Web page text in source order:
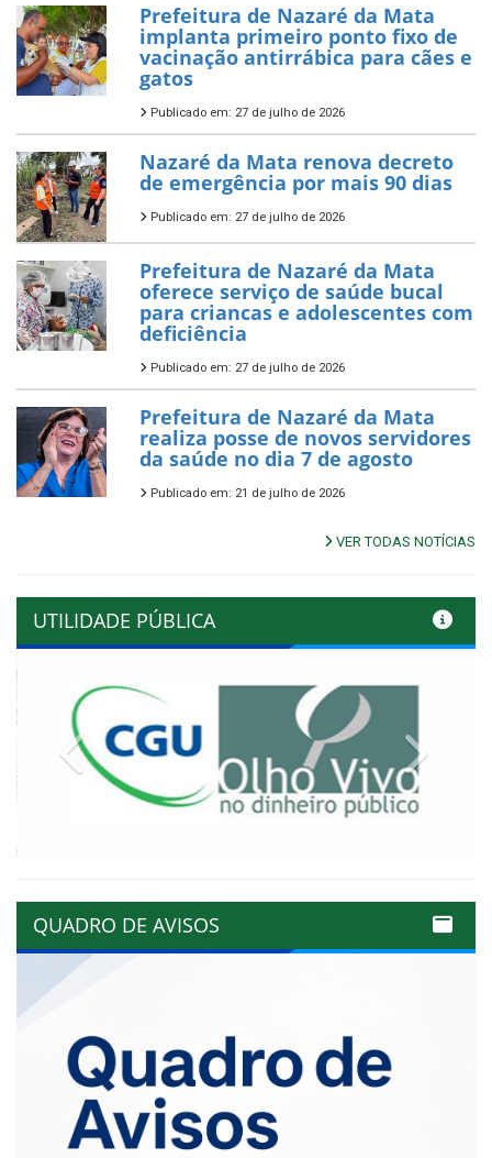
Prefeitura de Nazaré da Mata
implanta primeiro ponto fixo de
vacinação antirrábica para cães e
gatos
Publicado em: 27 de julho de 2026
Nazaré da Mata renova decreto
de emergência por mais 90 dias
Publicado em: 27 de julho de 2026
Prefeitura de Nazaré da Mata
oferece serviço de saúde bucal
para criancas e adolescentes com
deficiência
Publicado em: 27 de julho de 2026
Prefeitura de Nazaré da Mata
realiza posse de novos servidores
da saúde no dia 7 de agosto
Publicado em: 21 de julho de 2026
VER TODAS NOTÍCIAS
UTILIDADE PÚBLICA
Previous
QUADRO DE AVISOS